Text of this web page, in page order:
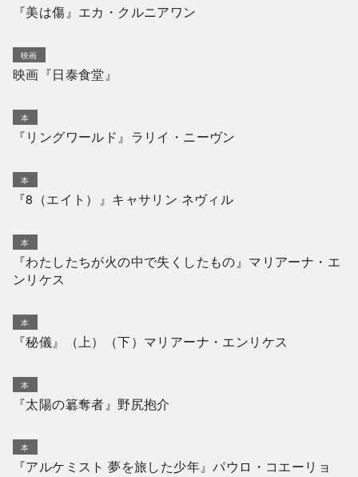
『美は傷』エカ・クルニアワン
映画
映画『日泰食堂』
本
『リングワールド』ラリイ・ニーヴン
本
『8（エイト）』キャサリン ネヴィル
本
『わたしたちが火の中で失くしたもの』マリアーナ・エ
ンリケス
本
『秘儀』（上）（下）マリアーナ・エンリケス
本
『太陽の簒奪者』野尻抱介
本
『アルケミスト 夢を旅した少年』パウロ・コエーリョ